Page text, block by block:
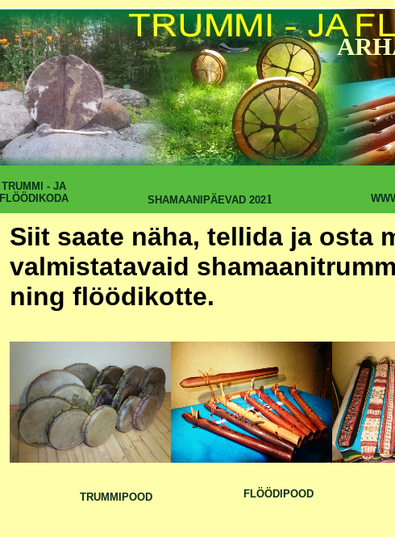
Siit saate näha, tellida ja osta
valmistatavaid
ning flöödikotte.
TRUMMIPOOD FLÖÖDIPOOD
TRUMMI - JA
FLÖÖDIKODA
SHAMAANIPÄEVAD 2021